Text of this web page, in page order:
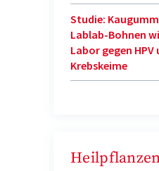
Studie:
Lablab-Bohnen
Labor gegen HPV
Krebskeime